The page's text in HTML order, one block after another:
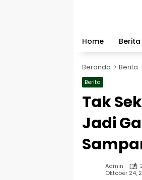
Home
Berita
Beranda Berita
Berita
Tak
Jadi
Admin
Oktober 24,